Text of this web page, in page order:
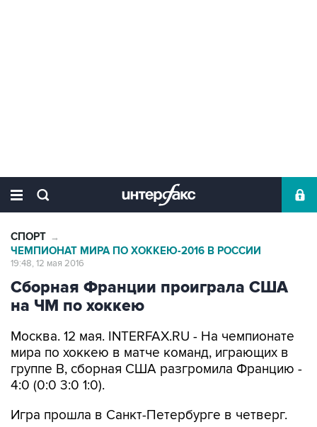
СПОРТ →
ЧЕМПИОНАТ МИРА ПО ХОККЕЮ-2016 В РОССИИ
19:48, 12 мая 2016
Сборная Франции проиграла США
на ЧМ по хоккею
Москва. 12 мая. INTERFAX.RU - На чемпионате
мира по хоккею в матче команд, играющих в
группе B, сборная США разгромила Францию -
4:0 (0:0 3:0 1:0).
Игра прошла в Санкт-Петербурге в четверг.